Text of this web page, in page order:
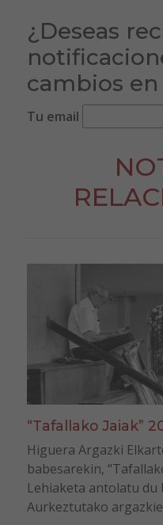
¿Deseas
cambios
Tu email
“Tafallako Jaiak”
Higuera Argazki
babesarekin,
Lehiaketa antolatu du
Aurkeztutako